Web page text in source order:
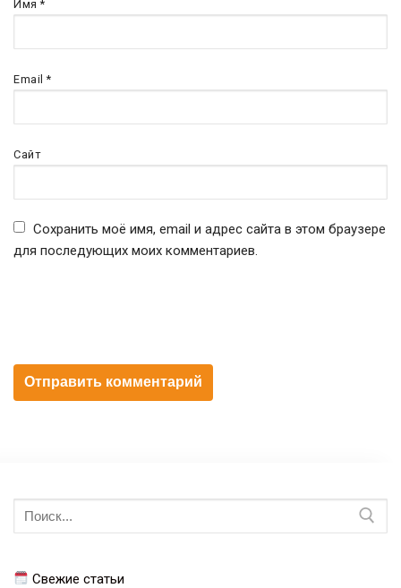
Имя*
Email*
Сайт
Сохранить моё имя, email и адрес сайта в этом браузере
для последующих моих комментариев.
Искать:
Свежие статьи